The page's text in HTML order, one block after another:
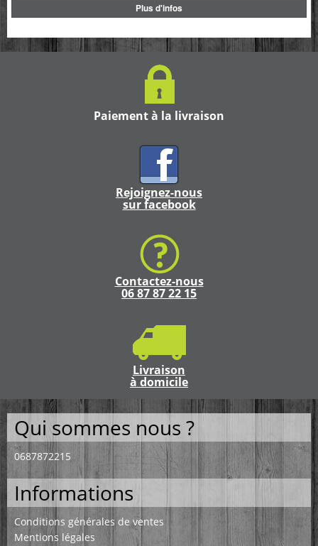
Plus d'infos
Paiement à la livraison
Rejoignez-nous
sur facebook
Contactez-nous
06 87 87 22 15
Livraison
à domicile
Qui sommes nous ?
0687872215
Informations
Conditions générales de ventes
Mentions légales